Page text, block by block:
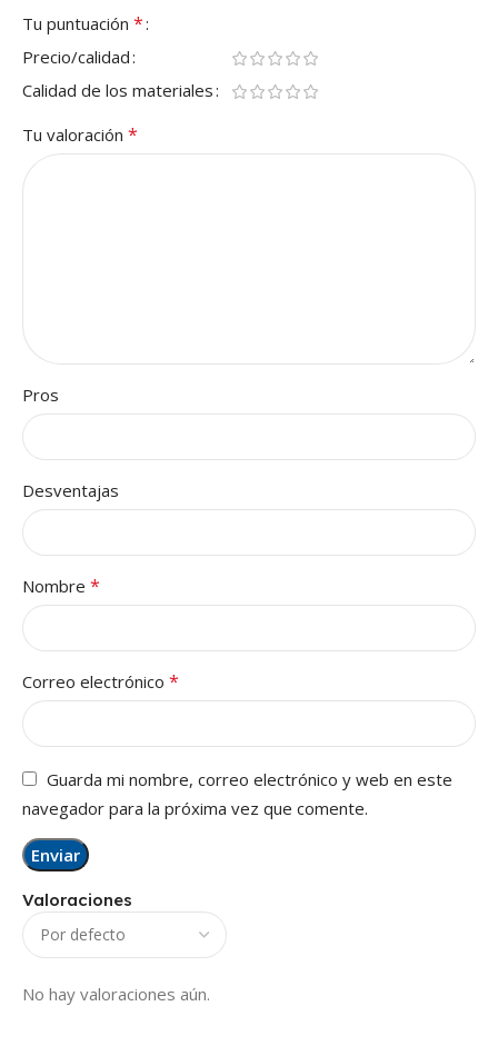
Valoraciones
No hay valoraciones aún.
Tu puntuación *
Precio/calidad
Calidad de los materiales
Tu valoración *
Pros
Desventajas
Nombre *
Correo electrónico *
Guarda mi nombre, correo electrónico y web en este
navegador para la próxima vez que comente.